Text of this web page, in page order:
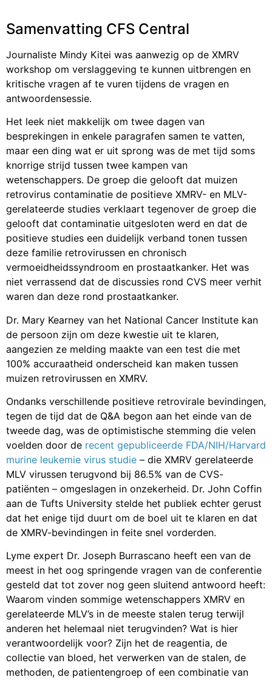
Samenvatting CFS Central
Journaliste Mindy Kitei was aanwezig op de XMRV
workshop om verslaggeving te kunnen uitbrengen en
kritische vragen af te vuren tijdens de vragen en
antwoordensessie.
Het leek niet makkelijk om twee dagen van
besprekingen in enkele paragrafen samen te vatten,
maar een ding wat er uit sprong was de met tijd soms
knorrige strijd tussen twee kampen van
wetenschappers. De groep die gelooft dat muizen
retrovirus contaminatie de positieve XMRV- en MLV-
gerelateerde studies verklaart tegenover de groep die
gelooft dat contaminatie uitgesloten werd en dat de
positieve studies een duidelijk verband tonen tussen
deze familie retrovirussen en chronisch
vermoeidheidssyndroom en prostaatkanker. Het was
niet verrassend dat de discussies rond CVS meer verhit
waren dan deze rond prostaatkanker.
Dr. Mary Kearney van het National Cancer Institute kan
de persoon zijn om deze kwestie uit te klaren,
aangezien ze melding maakte van een test die met
100% accuraatheid onderscheid kan maken tussen
muizen retrovirussen en XMRV.
Ondanks verschillende positieve retrovirale bevindingen,
tegen de tijd dat de Q&A begon aan het einde van de
tweede dag, was de optimistische stemming die velen
voelden door de recent gepubliceerde FDA/NIH/Harvard
murine leukemie virus studie – die XMRV gerelateerde
MLV virussen terugvond bij 86.5% van de CVS-
patiënten – omgeslagen in onzekerheid. Dr. John Coffin
aan de Tufts University stelde het publiek echter gerust
dat het enige tijd duurt om de boel uit te klaren en dat
de XMRV-bevindingen in feite snel vorderden.
Lyme expert Dr. Joseph Burrascano heeft een van de
meest in het oog springende vragen van de conferentie
gesteld dat tot zover nog geen sluitend antwoord heeft:
Waarom vinden sommige wetenschappers XMRV en
gerelateerde MLV’s in de meeste stalen terug terwijl
anderen het helemaal niet terugvinden? Wat is hier
verantwoordelijk voor? Zijn het de reagentia, de
collectie van bloed, het verwerken van de stalen, de
methoden, de patientengroep of een combinatie van